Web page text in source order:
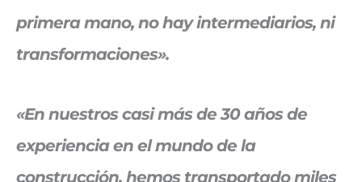
primera mano, no hay intermediarios, ni
transformaciones».
«En nuestros casi más de 30 años de
experiencia en el mundo de la
construcción, hemos transportado miles